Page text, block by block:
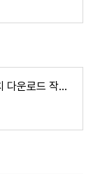
디즈니 플러스 PC 버전 설치 다운로드 작업표시줄 링크 만드는 방법